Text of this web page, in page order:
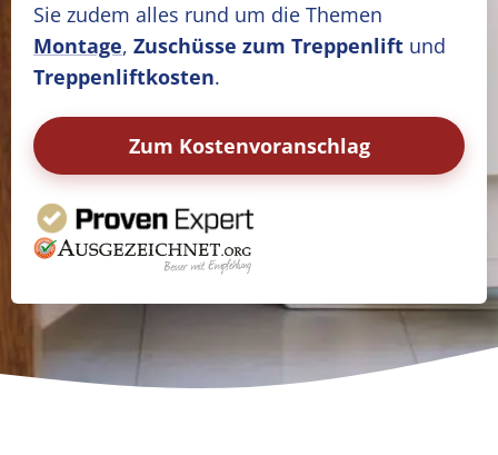
Sie zudem alles rund um die Themen
Montage, Zuschüsse zum Treppenlift und
Treppenliftkosten.
Zum Kostenvoranschlag